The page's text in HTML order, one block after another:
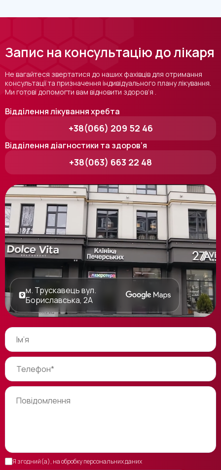
Запис на консультацію до лікаря
Не вагайтеся звертатися до наших фахівців для отримання
консультації та призначення індивідуального плану лікування.
Ми готові допомогти вам відновити здоров’я .
Я згодний(а), на обробку персональних даних
Відділення лікування хребта
+38(066) 209 52 46
Відділення діагностики та здоров’я
+38(063) 663 22 48
м. Трускавець вул.
Бориславська, 2А